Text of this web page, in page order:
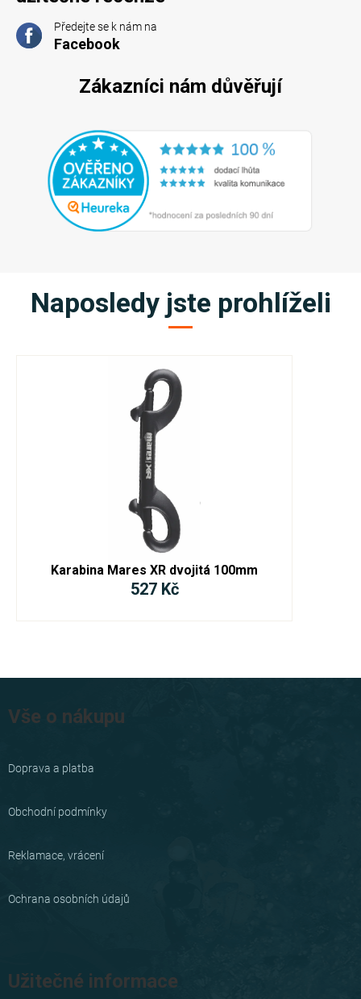
Předejte se k nám na
Facebook
Zákazníci nám důvěřují
Naposledy jste prohlíželi
Karabina Mares XR dvojitá 100mm
527 Kč
á
a
Vše o nákupu
Doprava a platba
Obchodní podmínky
Reklamace, vrácení
Ochrana osobních údajů
Užitečné informace